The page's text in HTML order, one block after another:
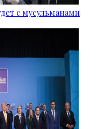
с мусульманами